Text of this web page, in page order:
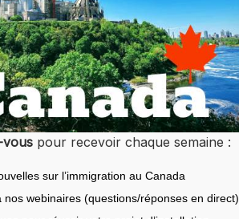
pour recevoir chaque semaine :
sur l’immigration au Canada
nos webinaires (questions/réponses en direct)